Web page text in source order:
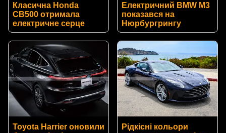
Класична Honda
CB500 отримала
електричне серце
Електричний BMW M3
показався на
Нюрбургрингу
Toyota Harrier оновили
Рідкісні кольори